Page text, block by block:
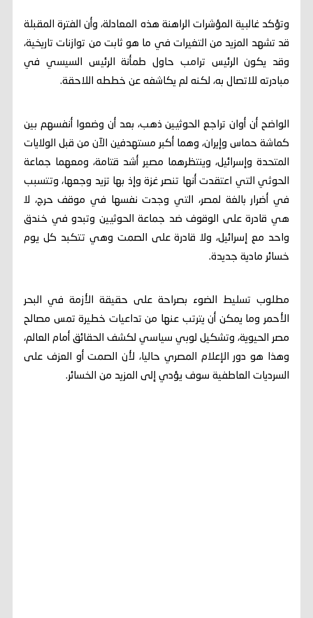
وتؤكد غالبية المؤشرات الراهنة هذه المعادلة، وأن الفترة المقبلة
قد تشهد المزيد من التغيرات في ما هو ثابت من توازنات تاريخية،
وقد يكون الرئيس ترامب حاول طمأنة الرئيس السيسي في
مبادرته للاتصال به، لكنه لم يكاشفه عن خططه اللاحقة.
الواضح أن أوان تراجع الحوثيين ذهب، بعد أن وضعوا أنفسهم بين
كماشة حماس وإيران، وهما أكبر مستهدفين الآن من قبل الولايات
المتحدة وإسرائيل، وينتظرهما مصير أشد قتامة، ومعهما جماعة
الحوثي التي اعتقدت أنها تنصر غزة وإذ بها تزيد وجعها، وتتسبب
في أضرار بالغة لمصر، التي وجدت نفسها في موقف حرج، لا
هي قادرة على الوقوف ضد جماعة الحوثيين وتبدو في خندق
واحد مع إسرائيل، ولا قادرة على الصمت وهي تتكبد كل يوم
خسائر مادية جديدة.
مطلوب تسليط الضوء بصراحة على حقيقة الأزمة في البحر
الأحمر وما يمكن أن يترتب عنها من تداعيات خطيرة تمس مصالح
مصر الحيوية، وتشكيل لوبي سياسي لكشف الحقائق أمام العالم،
وهذا هو دور الإعلام المصري حاليا، لأن الصمت أو العزف على
السرديات العاطفية سوف يؤدي إلى المزيد من الخسائر.